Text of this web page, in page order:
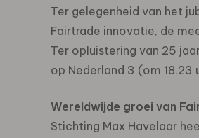
Ter gelegenheid van het
Fairtrade innovatie, de
Ter opluistering van 25
op Nederland 3 (om 18.23
Wereldwijde groei van
Stichting Max Havelaar